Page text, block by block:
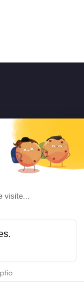
visite...